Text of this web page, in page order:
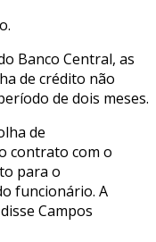
Banco Central, as
de crédito não
de dois meses.
de
contrato com o
para o
funcionário. A
Campos